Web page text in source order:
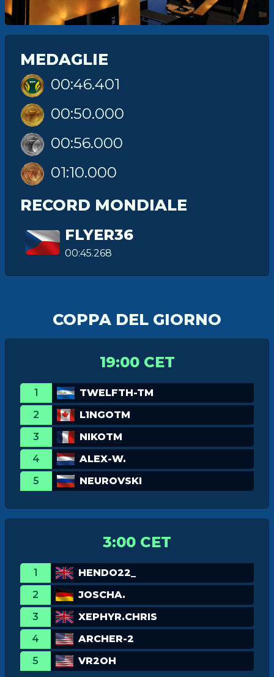
MEDAGLIE
00:46.401
00:50.000
00:56.000
01:10.000
RECORD MONDIALE
FLYER36
00:45.268
COPPA DEL GIORNO
19:00 CET
1
TWELFTH-TM
2
L1NGOTM
3
NIKOTM
4
ALEX-W.
5
NEUROVSKI
3:00 CET
1
HENDO22_
2
JOSCHA.
3
XEPHYR.CHRIS
4
ARCHER-2
5
VR2OH